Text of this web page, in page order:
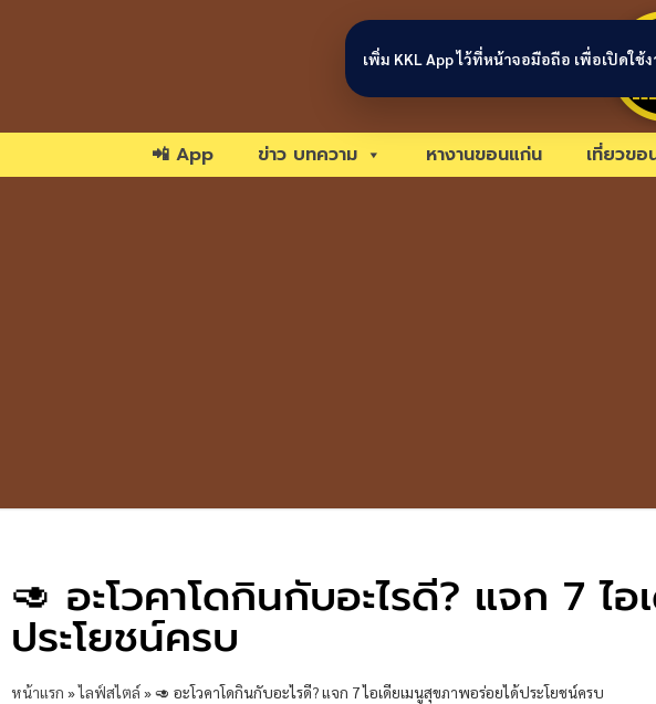
📲 App ข่าว บทความ หางานขอนแก่น เที่ยวขอ
🥑 อะโวคาโดกินกับอะไรดี? แจก 7 ไ
ประโยชน์ครบ
หน้าแรก »ไลฟ์สไตล์»🥑 อะโวคาโดกินกับอะไรดี? แจก 7 ไอเดียเมนูสุขภาพอร่อยได้ประโยชน์ครบ
เพิ่ม KKL App ไว้ที่หน้าจอมือถือ เพื่อเปิดใช้